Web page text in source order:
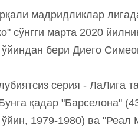
мадридликлар
сўнгги марта 2020
бери Диего
серия - ЛаЛига
қадар "Барселона"
1979-1980) ва "Реал